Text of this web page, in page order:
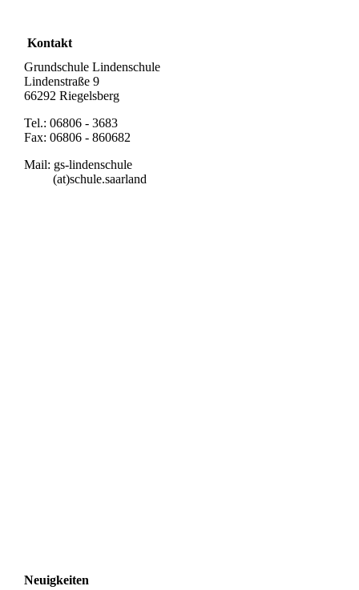
Kontakt
Grundschule Lindenschule
Lindenstraße 9
66292 Riegelsberg
Tel.: 06806 - 3683
Fax: 06806 - 860682
Mail: gs-lindenschule
(at)schule.saarland
Neuigkeiten